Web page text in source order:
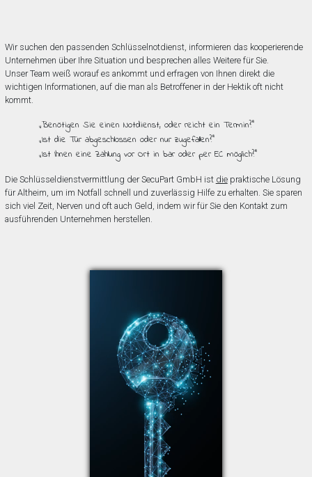
Wir suchen den passenden Schlüsselnotdienst, informieren das kooperierende
Unternehmen über Ihre Situation und besprechen alles Weitere für Sie.
Unser Team weiß worauf es ankommt und erfragen von Ihnen direkt die
wichtigen Informationen, auf die man als Betroffener in der Hektik oft nicht
kommt.
„Benötigen Sie einen Notdienst, oder reicht ein Termin?”
„Ist die Tür abgeschlossen oder nur zugefallen?”
„Ist Ihnen eine Zahlung vor Ort in bar oder per EC möglich?”
Die Schlüsseldienstvermittlung der SecuPart GmbH ist diepraktische Lösung
für Altheim, um im Notfall schnell und zuverlässig Hilfe zu erhalten. Sie sparen
sich viel Zeit, Nerven und oft auch Geld, indem wir für Sie den Kontakt zum
ausführenden Unternehmen herstellen.